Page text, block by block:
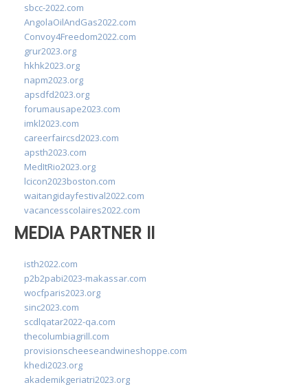
sbcc-2022.com
AngolaOilAndGas2022.com
Convoy4Freedom2022.com
grur2023.org
hkhk2023.org
napm2023.org
apsdfd2023.org
forumausape2023.com
imkl2023.com
careerfaircsd2023.com
apsth2023.com
MedItRio2023.org
lcicon2023boston.com
waitangidayfestival2022.com
vacancesscolaires2022.com
MEDIA PARTNER II
isth2022.com
p2b2pabi2023-makassar.com
wocfparis2023.org
sinc2023.com
scdlqatar2022-qa.com
thecolumbiagrill.com
provisionscheeseandwineshoppe.com
khedi2023.org
akademikgeriatri2023.org